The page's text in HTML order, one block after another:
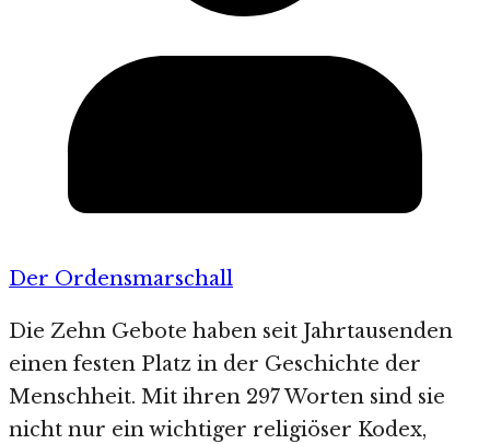
Der Ordensmarschall
Die Zehn Gebote haben seit Jahrtausenden
einen festen Platz in der Geschichte der
Menschheit. Mit ihren 297 Worten sind sie
nicht nur ein wichtiger religiöser Kodex,